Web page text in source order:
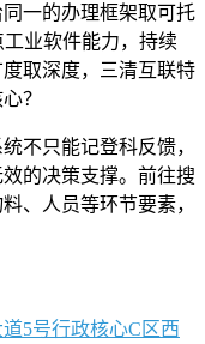
一的办理框架取可托
业软件能力，持续
取深度，三清互联特
？
只能记登科反馈，
的决策支撑。前往搜
、人员等环节要素，
5号行政核心C区西